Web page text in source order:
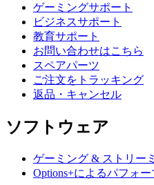
ゲーミングサポート
ビジネスサポート
教育サポート
お問い合わせはこちら
スペアパーツ
ご注文をトラッキング
返品・キャンセル
ソフトウェア
ゲーミング & ストリー
Options+によるパフォー